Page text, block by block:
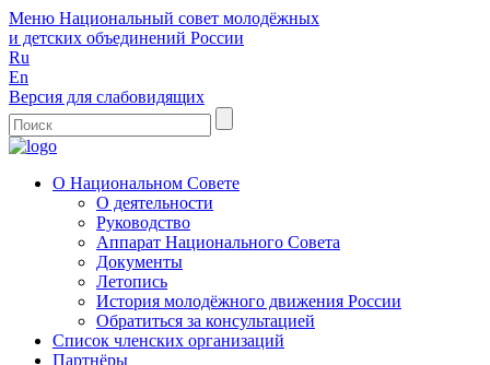
Меню Национальный совет молодёжных
и детских объединений России
Ru
En
Версия для слабовидящих
О Национальном Совете
О деятельности
Руководство
Аппарат Национального Совета
Документы
Летопись
История молодёжного движения России
Обратиться за консультацией
Список членских организаций
Партнёры